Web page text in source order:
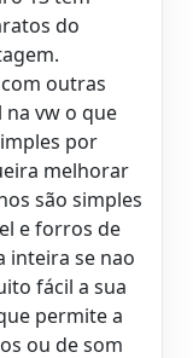
do
outras
vw o que
por
melhorar
são simples
e forros de
inteira se nao
fácil a sua
permite a
ou de som